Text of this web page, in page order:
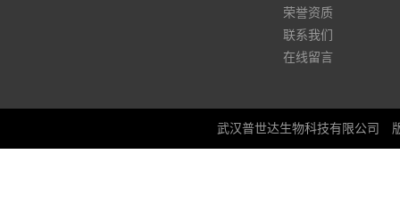
荣誉资质
联系我们
在线留言
武汉普世达生物科技有限公司